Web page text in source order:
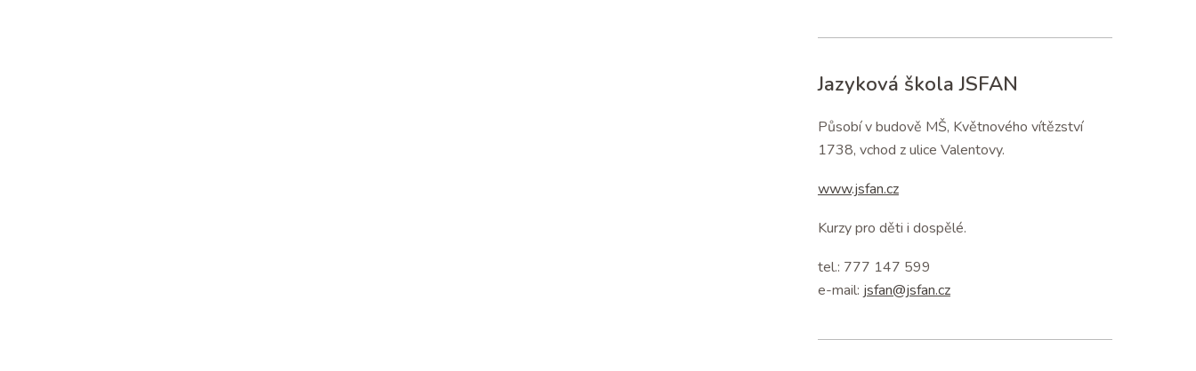
Jazyková škola JSFAN
Působí v budově MŠ, Květnového vítězství
1738, vchod z ulice Valentovy.
www.jsfan.cz
Kurzy pro děti i dospělé.
tel.: 777 147 599
e-mail: jsfan@jsfan.cz